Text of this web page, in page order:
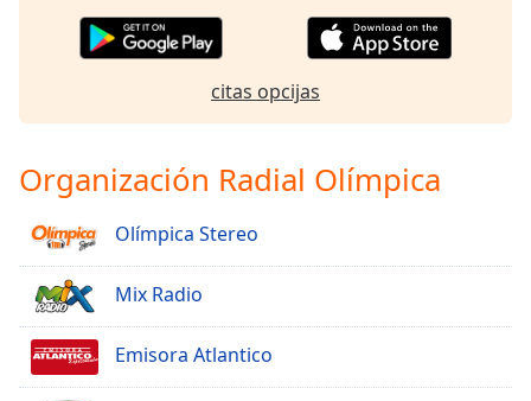
citas opcijas
Organización Radial Olímpica
Olímpica Stereo
Mix Radio
Emisora Atlantico